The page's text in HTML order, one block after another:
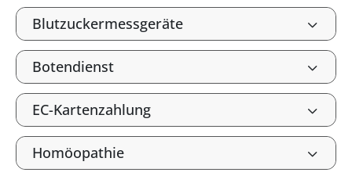
Blutzuckermessgeräte
Botendienst
EC-Kartenzahlung
Homöopathie